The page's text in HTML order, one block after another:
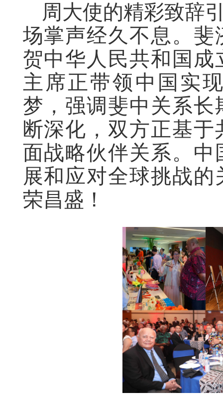
周大使的精彩致辞
场掌声经久不息。 斐
贺中华人民共和国成
主席正带领中国实
梦，强调斐中关系长
断深化， 双方正基于
面战略伙伴关系。
展和应对全球挑战
荣昌盛！